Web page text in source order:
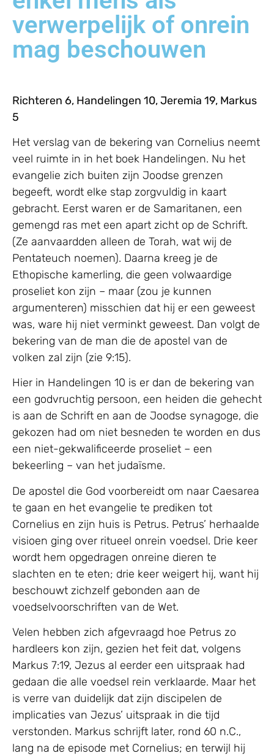
verwerpelijk of onrein
mag beschouwen
Richteren 6, Handelingen 10, Jeremia 19, Markus
5
Het verslag van de bekering van Cornelius neemt
veel ruimte in in het boek Handelingen. Nu het
evangelie zich buiten zijn Joodse grenzen
begeeft, wordt elke stap zorgvuldig in kaart
gebracht. Eerst waren er de Samaritanen, een
gemengd ras met een apart zicht op de Schrift.
(Ze aanvaardden alleen de Torah, wat wij de
Pentateuch noemen). Daarna kreeg je de
Ethopische kamerling, die geen volwaardige
proseliet kon zijn – maar (zou je kunnen
argumenteren) misschien dat hij er een geweest
was, ware hij niet verminkt geweest. Dan volgt de
bekering van de man die de apostel van de
volken zal zijn (zie 9:15).
Hier in Handelingen 10 is er dan de bekering van
een godvruchtig persoon, een heiden die gehecht
is aan de Schrift en aan de Joodse synagoge, die
gekozen had om niet besneden te worden en dus
een niet-gekwalificeerde proseliet – een
bekeerling – van het judaïsme.
De apostel die God voorbereidt om naar Caesarea
te gaan en het evangelie te prediken tot
Cornelius en zijn huis is Petrus. Petrus’ herhaalde
visioen ging over ritueel onrein voedsel. Drie keer
wordt hem opgedragen onreine dieren te
slachten en te eten; drie keer weigert hij, want hij
beschouwt zichzelf gebonden aan de
voedselvoorschriften van de Wet.
Velen hebben zich afgevraagd hoe Petrus zo
hardleers kon zijn, gezien het feit dat, volgens
Markus 7:19, Jezus al eerder een uitspraak had
gedaan die alle voedsel rein verklaarde. Maar het
is verre van duidelijk dat zijn discipelen de
implicaties van Jezus’ uitspraak in die tijd
verstonden. Markus schrijft later, rond 60 n.C.,
lang na de episode met Cornelius; en terwijl hij